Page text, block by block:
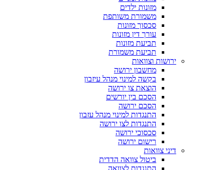
מזונות ילדים
משמורת משותפת
סכסוך מזונות
עורך דין מזונות
תביעת מזונות
תביעת משמורת
ירושות וצוואות
מחשבון ירושה
בקשה למינוי מנהל עיזבון
הוצאת צו ירושה
הסכם בין יורשים
הסכם ירושה
התנגדות למינוי מנהל עזבון
התנגדות לצו ירושה
סכסוכי ירושה
רישום ירושה
דיני צוואות
ביטול צוואה הדדית
התנגדות לצוואה